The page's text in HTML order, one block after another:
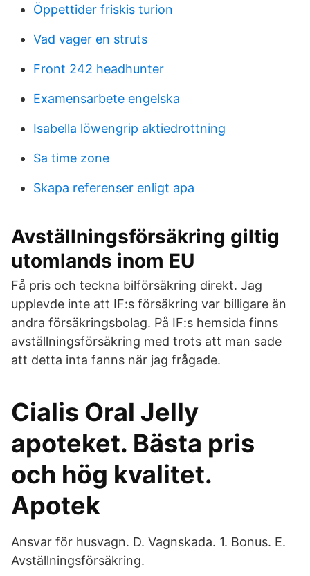
Öppettider friskis turion
Vad vager en struts
Front 242 headhunter
Examensarbete engelska
Isabella löwengrip aktiedrottning
Sa time zone
Skapa referenser enligt apa
Avställningsförsäkring giltig
utomlands inom EU
Få pris och teckna bilförsäkring direkt. Jag
upplevde inte att IF:s försäkring var billigare än
andra försäkringsbolag. På IF:s hemsida finns
avställningsförsäkring med trots att man sade
att detta inta fanns när jag frågade.
Cialis Oral Jelly
apoteket. Bästa pris
och hög kvalitet.
Apotek
Ansvar för husvagn. D. Vagnskada. 1. Bonus. E.
Avställningsförsäkring.